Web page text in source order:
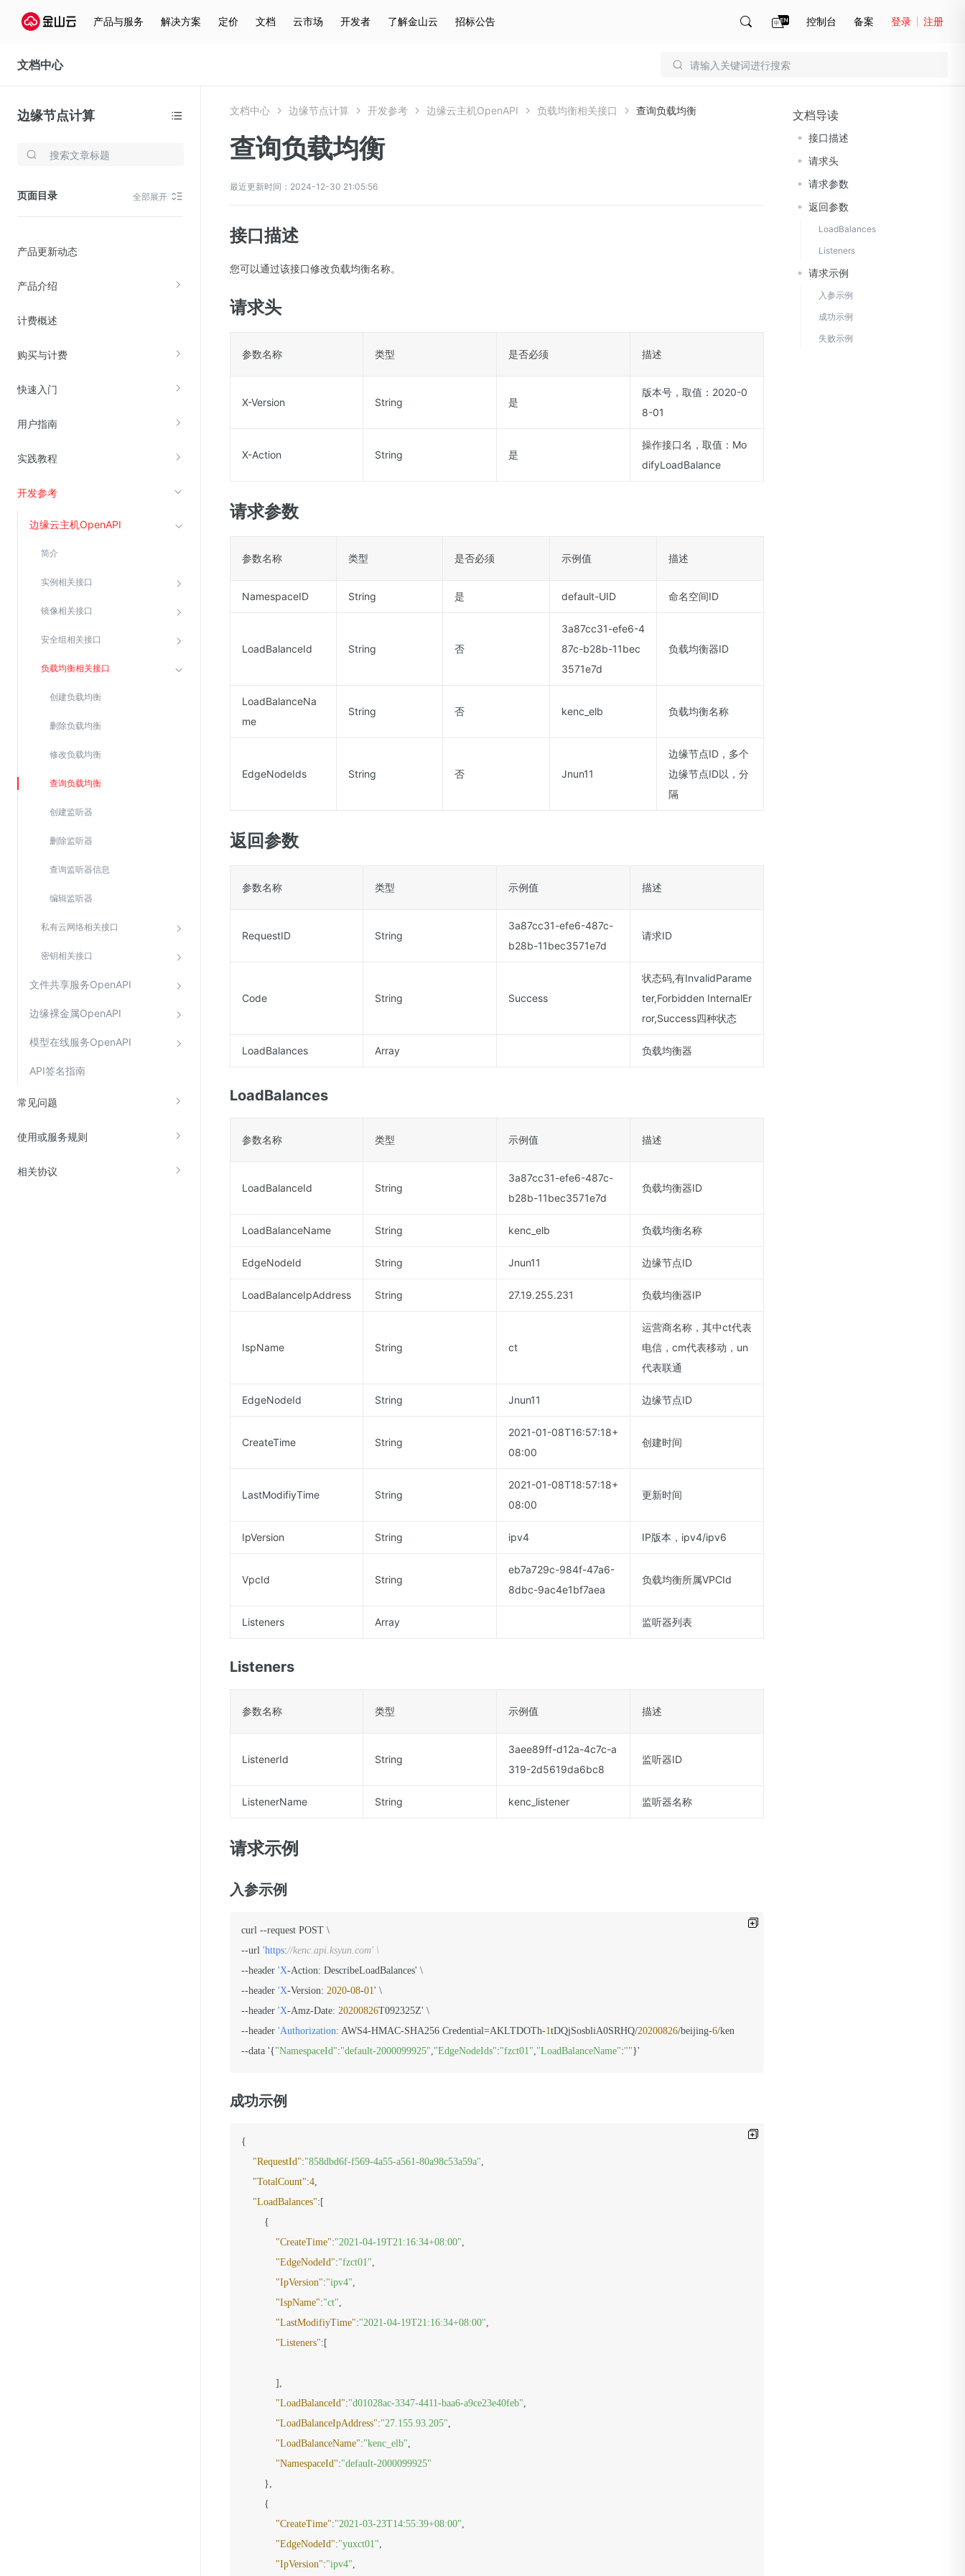
产品与服务 解决方案 定价 文档 云市场 开发者 了解金山云 招标公告 控制台 备案 登录 注册
文档中心
边缘节点计算
页面目录 全部展开
产品更新动态
产品介绍
计费概述
购买与计费
快速入门
用户指南
实践教程
开发参考
边缘云主机OpenAPI
简介
实例相关接口
镜像相关接口
安全组相关接口
负载均衡相关接口
创建负载均衡
删除负载均衡
修改负载均衡
查询负载均衡
创建监听器
删除监听器
查询监听器信息
编辑监听器
私有云网络相关接口
密钥相关接口
文件共享服务OpenAPI
边缘裸金属OpenAPI
模型在线服务OpenAPI
API签名指南
常见问题
使用或服务规则
相关协议
存储与云分发
云硬盘(EBS)
在线迁移服务
视频云服务
云直播(KLS)
边缘节点计算
金山云云防火墙
大模型应用防火墙
高防IP(KAD)
DDoS原生高防
SSL证书管理
云安全中心
合规性
资质认证
文档中心 边缘节点计算 开发参考 边缘云主机OpenAPI 负载均衡相关接口 查询负载均衡
查询负载均衡
最近更新时间：2024-12-30 21:05:56
接口描述
您可以通过该接口修改负载均衡名称。
请求头
参数名称 类型 是否必须 描述
X-Version String 是
版本号，取值：2020-0
8-01
X-Action String 是
操作接口名，取值：Mo
difyLoadBalance
请求参数
参数名称 类型 是否必须 示例值 描述
NamespaceID String 是 default-UID 命名空间ID
LoadBalanceId String 否
3a87cc31-efe6-4
87c-b28b-11bec
3571e7d
负载均衡器ID
LoadBalanceNa
me
String 否 kenc_elb 负载均衡名称
EdgeNodeIds String 否 Jnun11
边缘节点ID，多个
边缘节点ID以，分
隔
返回参数
参数名称 类型 示例值 描述
RequestID String
3a87cc31-efe6-487c-
b28b-11bec3571e7d
请求ID
Code String Success
状态码,有InvalidParame
ter,Forbidden InternalEr
ror,Success四种状态
LoadBalances Array 负载均衡器
LoadBalances
参数名称 类型 示例值 描述
LoadBalanceId String
3a87cc31-efe6-487c-
b28b-11bec3571e7d
负载均衡器ID
LoadBalanceName String kenc_elb 负载均衡名称
EdgeNodeId String Jnun11 边缘节点ID
LoadBalanceIpAddress String 27.19.255.231 负载均衡器IP
IspName String ct
运营商名称，其中ct代表
电信，cm代表移动，un
代表联通
EdgeNodeId String Jnun11 边缘节点ID
CreateTime String
2021-01-08T16:57:18+
08:00
创建时间
LastModifiyTime String
2021-01-08T18:57:18+
08:00
更新时间
IpVersion String ipv4 IP版本，ipv4/ipv6
VpcId String
eb7a729c-984f-47a6-
8dbc-9ac4e1bf7aea
负载均衡所属VPCId
Listeners Array 监听器列表
Listeners
参数名称 类型 示例值 描述
ListenerId String
3aee89ff-d12a-4c7c-a
319-2d5619da6bc8
监听器ID
ListenerName String kenc_listener 监听器名称
请求示例
入参示例
curl --request POST \
--url 'https://kenc.api.ksyun.com' \
--header 'X-Action: DescribeLoadBalances' \
--header 'X-Version: 2020-08-01' \
--header 'X-Amz-Date: 20200826T092325Z' \
--header 'Authorization: AWS4-HMAC-SHA256 Credential=AKLTDOTh-1tDQjSosbliA0SRHQ/20200826/beijing-6/kenc/aws4_request, SignedHeaders=host;x-amz-date;x-
--data '{"NamespaceId":"default-2000099925","EdgeNodeIds":"fzct01","LoadBalanceName":""
成功示例
{
"RequestId":"858dbd6f-f569-4a55-a561-80a98c53a59a",
"TotalCount":4,
"LoadBalances": [
{
"CreateTime":"2021-04-19T21:16:34+08:00",
"EdgeNodeId":"fzct01",
"IpVersion":"ipv4",
"IspName":"ct",
"LastModifiyTime":"2021-04-19T21:16:34+08:00",
"Listeners": [
] ,
"LoadBalanceId":"d01028ac-3347-4411-baa6-a9ce23e40feb",
"LoadBalanceIpAddress":"27.155.93.205",
"LoadBalanceName":"kenc_elb",
"NamespaceId":"default-2000099925"
},
{
"CreateTime":"2021-03-23T14:55:39+08:00",
"EdgeNodeId":"yuxct01",
"IpVersion":"ipv4",
文档导读
接口描述
请求头
请求参数
返回参数
LoadBalances
Listeners
请求示例
入参示例
成功示例
失败示例